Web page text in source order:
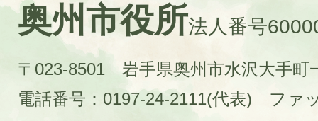
奥州市役所法人番号
〒023-8501 岩手県奥州市水沢大手町
電話番号：0197-24-2111(代表)
ファ